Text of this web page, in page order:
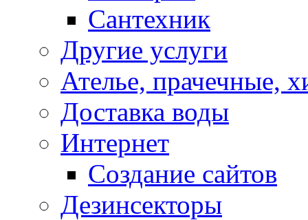
Сантехник
Другие услуги
Ателье, прачечные,
Доставка воды
Интернет
Создание сайтов
Дезинсекторы